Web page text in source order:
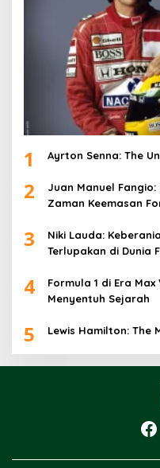
1 Ayrton Senna: The
2
Juan Manuel
Zaman Keemasan
3
Niki Lauda:
Terlupakan di Dunia
4
Formula 1 di Era
Menyentuh Sejarah
5 Lewis Hamilton: The